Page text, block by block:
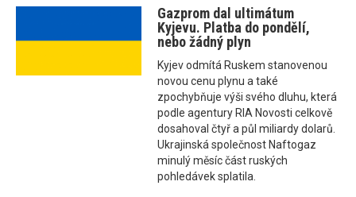
Gazprom dal ultimátum
Kyjevu. Platba do pondělí,
nebo žádný plyn
Kyjev odmítá Ruskem stanovenou
novou cenu plynu a také
zpochybňuje výši svého dluhu, která
podle agentury RIA Novosti celkově
dosahoval čtyř a půl miliardy dolarů.
Ukrajinská společnost Naftogaz
minulý měsíc část ruských
pohledávek splatila.